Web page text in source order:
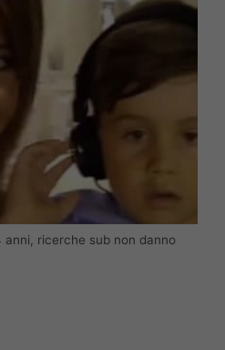
ricerche sub non danno